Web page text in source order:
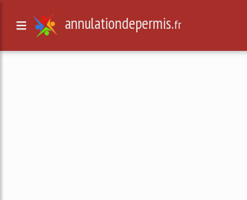
annulationdepermis.fr